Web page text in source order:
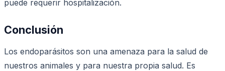
puede requerir hospitalización.
Conclusión
Los endoparásitos son una amenaza para la salud de
nuestros animales y para nuestra propia salud. Es